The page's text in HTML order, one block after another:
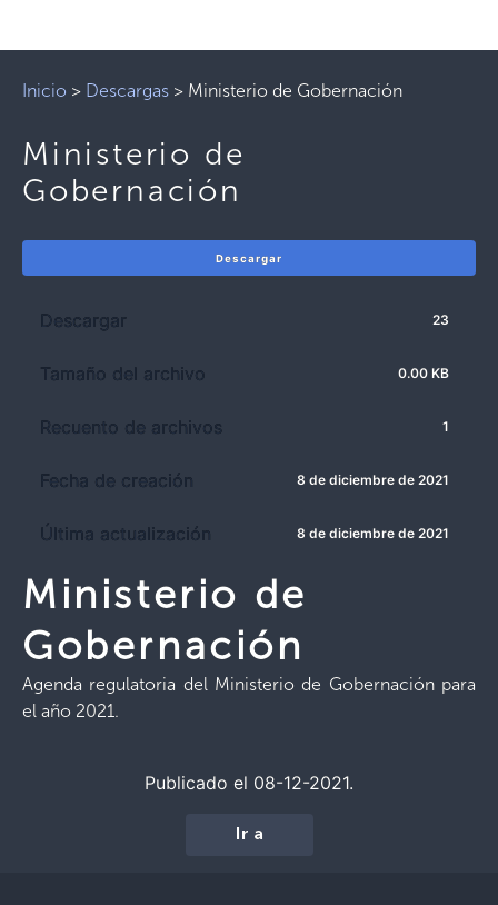
Inicio > Descargas > Ministerio de Gobernación
Ministerio de
Gobernación
Descargar
Descargar 23
Tamaño del archivo 0.00 KB
Recuento de archivos 1
Fecha de creación 8 de diciembre de 2021
Última actualización 8 de diciembre de 2021
Ministerio de
Gobernación
Agenda regulatoria del Ministerio de Gobernación para
el año 2021.
Publicado el 08-12-2021.
Ir a